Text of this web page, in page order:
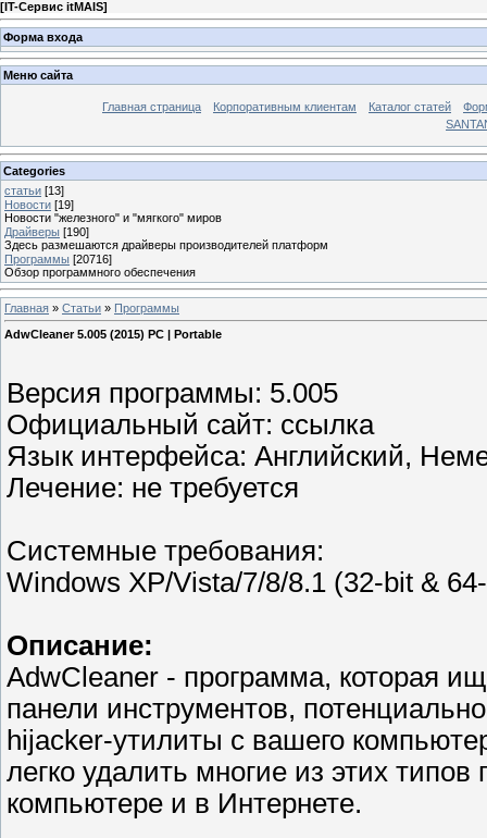
[IT-Сервис itMAIS]
Форма входа
Меню сайта
Главная страница Корпоративным клиентам Каталог статей
Categories
статьи [13]
Новости [19]
Новости "железного" и "мягкого" миров
Драйверы [190]
Здесь размешаются драйверы производителей платформ
Программы [20716]
Обзор программного обеспечения
Главная » Статьи » Программы
AdwCleaner 5.005 (2015) PC | Portable
Версия программы: 5.005
Официальный сайт: ссылка
Язык интерфейса: Английский,
Лечение: не требуется
Системные требования:
Windows XP/Vista/7/8/8.1 (32-bit &
Описание:
AdwCleaner - программа, которая
панели инструментов,
hijacker-утилиты с вашего
легко удалить многие из этих
компьютере и в Интернете.